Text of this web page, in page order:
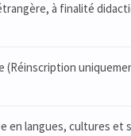
à finalité
en langues, cultures et